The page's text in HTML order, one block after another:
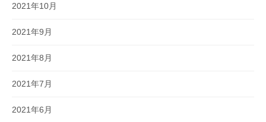
2021年10月
2021年9月
2021年8月
2021年7月
2021年6月